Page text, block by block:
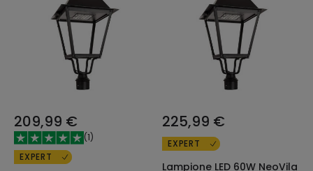
209,99 €
(1)
EXPERT
225,99 €
EXPERT
Lampione LED 60W NeoVila